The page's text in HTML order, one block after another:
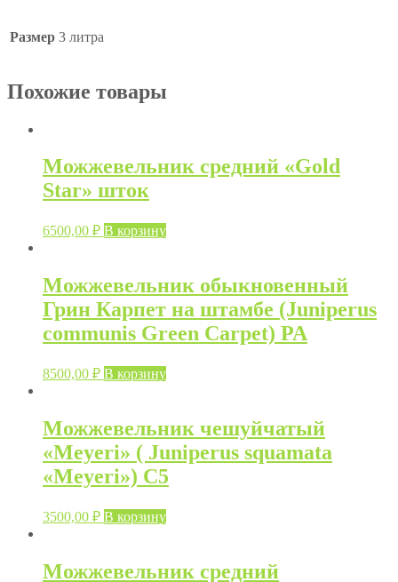
Размер 3 литра
Похожие товары
Можжевельник средний «Gold
Star» шток
6500,00 ₽ В корзину
Можжевельник обыкновенный
Грин Карпет на штамбе (Juniperus
communis Green Carpet) PA
8500,00 ₽ В корзину
Можжевельник чешуйчатый
«Meyeri» ( Juniperus squamata
«Meyeri») С5
3500,00 ₽ В корзину
Можжевельник средний